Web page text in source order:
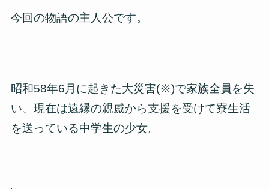
今回の物語の主人公です。
昭和58年6月に起きた大災害(※)で家族全員を失
い、現在は遠縁の親戚から支援を受けて寮生活
を送っている中学生の少女。